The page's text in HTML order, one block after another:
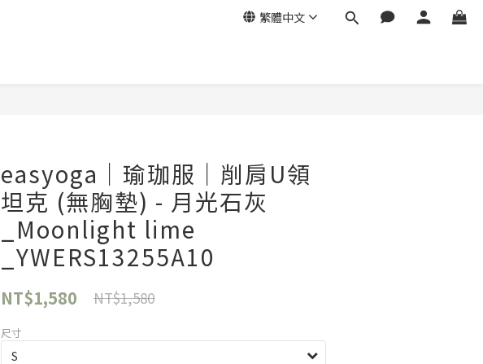
繁體中文
easyoga｜瑜珈服｜削肩U領
坦克 (無胸墊) - 月光石灰
_Moonlight lime
_YWERS13255A10
NT$1,580 NT$1,580
尺寸